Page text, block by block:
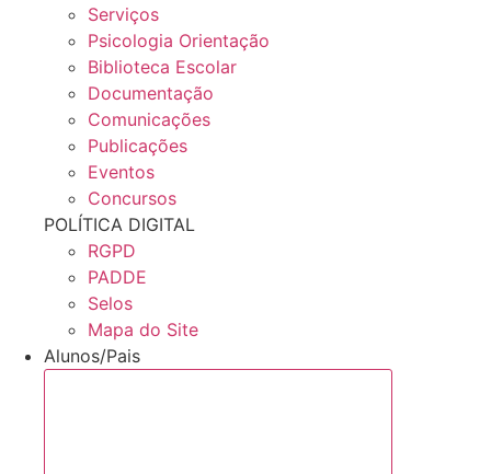
Serviços
Psicologia Orientação
Biblioteca Escolar
Documentação
Comunicações
Publicações
Eventos
Concursos
POLÍTICA DIGITAL
RGPD
PADDE
Selos
Mapa do Site
Alunos/Pais